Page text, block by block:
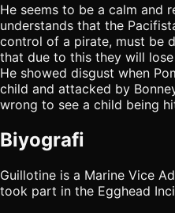
He seems to be a calm and
understands that the
control of a pirate, must be
that due to this they will
He showed disgust when
child and attacked by
wrong to see a child being
Biyografi
Guillotine is a Marine Vice
took part in the Egghead